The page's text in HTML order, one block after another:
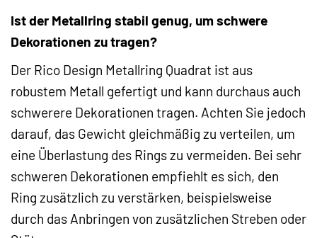
Ist der Metallring stabil genug, um schwere
Dekorationen zu tragen?
Der Rico Design Metallring Quadrat ist aus
robustem Metall gefertigt und kann durchaus auch
schwerere Dekorationen tragen. Achten Sie jedoch
darauf, das Gewicht gleichmäßig zu verteilen, um
eine Überlastung des Rings zu vermeiden. Bei sehr
schweren Dekorationen empfiehlt es sich, den
Ring zusätzlich zu verstärken, beispielsweise
durch das Anbringen von zusätzlichen Streben oder